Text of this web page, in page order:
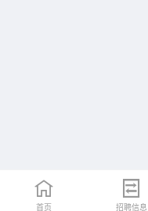
首页 招聘信息